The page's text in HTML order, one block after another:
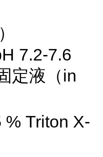
7.2-7.6
定液（in
% Triton X-